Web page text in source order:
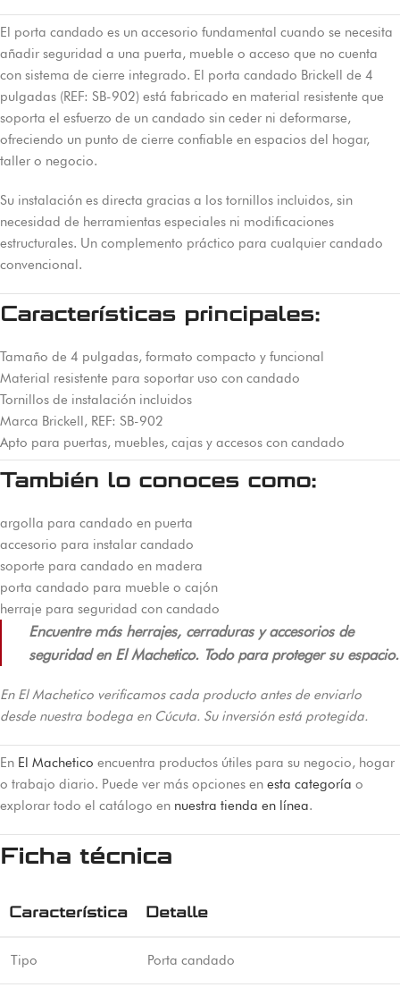
El porta candado es un accesorio fundamental cuando se necesita
añadir seguridad a una puerta, mueble o acceso que no cuenta
con sistema de cierre integrado. El porta candado Brickell de 4
pulgadas (REF: SB-902) está fabricado en material resistente que
soporta el esfuerzo de un candado sin ceder ni deformarse,
ofreciendo un punto de cierre confiable en espacios del hogar,
taller o negocio.
Su instalación es directa gracias a los tornillos incluidos, sin
necesidad de herramientas especiales ni modificaciones
estructurales. Un complemento práctico para cualquier candado
convencional.
Características principales:
Tamaño de 4 pulgadas, formato compacto y funcional
Material resistente para soportar uso con candado
Tornillos de instalación incluidos
Marca Brickell, REF: SB-902
Apto para puertas, muebles, cajas y accesos con candado
También lo conoces como:
argolla para candado en puerta
accesorio para instalar candado
soporte para candado en madera
porta candado para mueble o cajón
herraje para seguridad con candado
Encuentre más herrajes, cerraduras y accesorios de
seguridad en El Machetico. Todo para proteger su espacio.
En El Machetico verificamos cada producto antes de enviarlo
desde nuestra bodega en Cúcuta. Su inversión está protegida.
En El Machetico encuentra productos útiles para su negocio, hogar
o trabajo diario. Puede ver más opciones en esta categoría o
explorar todo el catálogo en nuestra tienda en línea.
Ficha técnica
Característica Detalle
Tipo Porta candado